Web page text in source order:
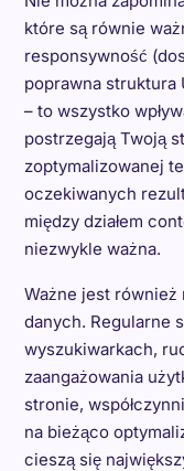
które są równie
responsywność
poprawna struktura
– to wszystko
postrzegają Twoją
zoptymalizowanej
oczekiwanych
między działem
niezwykle ważna.
Ważne jest
danych. Regularne
wyszukiwarkach,
zaangażowania
stronie,
na bieżąco
cieszą się